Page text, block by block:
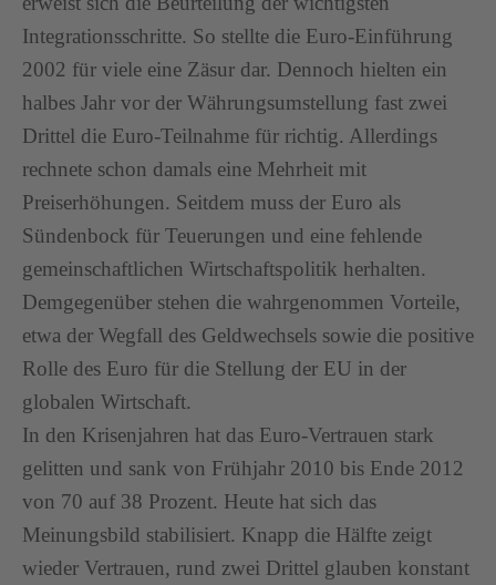
Integrationsschritte. So stellte die Euro-Einführung
2002 für viele eine Zäsur dar. Dennoch hielten ein
halbes Jahr vor der Währungsumstellung fast zwei
Drittel die Euro-Teilnahme für richtig. Allerdings
rechnete schon damals eine Mehrheit mit
Preiserhöhungen. Seitdem muss der Euro als
Sündenbock für Teuerungen und eine fehlende
gemeinschaftlichen Wirtschaftspolitik herhalten.
Demgegenüber stehen die wahrgenommen Vorteile,
etwa der Wegfall des Geldwechsels sowie die positive
Rolle des Euro für die Stellung der EU in der
globalen Wirtschaft.
In den Krisenjahren hat das Euro-Vertrauen stark
gelitten und sank von Frühjahr 2010 bis Ende 2012
von 70 auf 38 Prozent. Heute hat sich das
Meinungsbild stabilisiert. Knapp die Hälfte zeigt
wieder Vertrauen, rund zwei Drittel glauben konstant